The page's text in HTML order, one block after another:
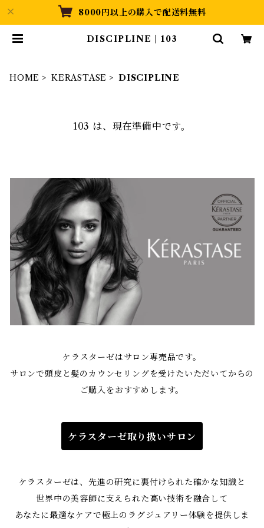
8000円以上の購入で配送料無料
DISCIPLINE | 103
HOME KERASTASE DISCIPLINE
103 は、現在準備中です。
ケラスターゼはサロン専売品です。
サロンで頭皮と髪のカウンセリングを受けたいただいてからの
ご購入をおすすめします。
ケラスターゼ取り扱いサロン
ケラスターゼは、先進の研究に裏付けられた確かな知識と
世界中の美容師に支えられた高い技術を融合して
あなたに最適なケアで極上のラグジュアリー体験を提供しま